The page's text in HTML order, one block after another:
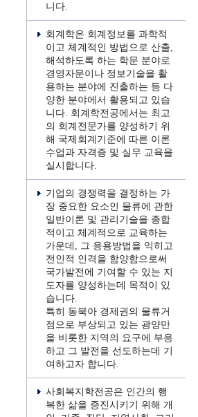
니다.
회계학은 회계정보를 과학적
이고 체계적인 방법으로 산출,
해석하도록 하는 학문 분야로
경영자문이나 정보기술을 활
용하는 분야에 진출하는 등 다
양한 분야에서 활용되고 있습
니다. 회계학전공에서는 최고
의 회계전문가를 양성하기 위
해 국제회계기준에 따른 이론
수업과 자격증 및 실무 교육을
실시합니다.
기업의 경쟁력을 결정하는 가
장 중요한 요소인 물류에 관한
일반이론 및 관리기술을 종합
적이고 체계적으로 교육하는
가운데, 그 응용방법을 익히고
전인적 인격을 함양함으로써
국가발전에 기여할 수 있는 지
도자를 양성하는데 목적이 있
습니다.
특히 동북아 경제권의 물류거
점으로 부상되고 있는 광양만
을 비롯한 지역의 요구에 부응
하고 그 발전을 선도하는데 기
여하고자 합니다.
사회복지학전공은 인간의 행
복한 삶을 증진시키기 위해 개